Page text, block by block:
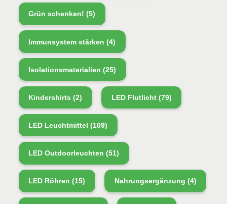
Grün schenken! (5)
Immunsystem stärken (4)
Isolationsmaterialien (25)
Kindershirts (2) LED Flutlicht(79)
LED Leuchtmittel (109)
LED Outdoorleuchten (51)
LED Röhren (15) Nahrungsergänzung (4)